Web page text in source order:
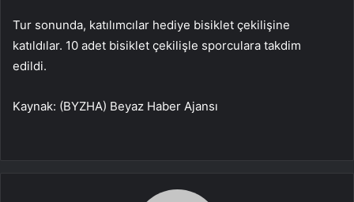
Tur sonunda, katılımcılar hediye bisiklet çekilişine
katıldılar. 10 adet bisiklet çekilişle sporculara takdim
edildi.
Kaynak: (BYZHA) Beyaz Haber Ajansı